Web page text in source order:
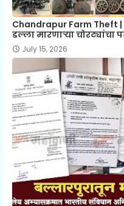
Chandrapur Farm Theft |
डल्ला मारणाऱ्या चोरट्यांचा
July 15, 2026